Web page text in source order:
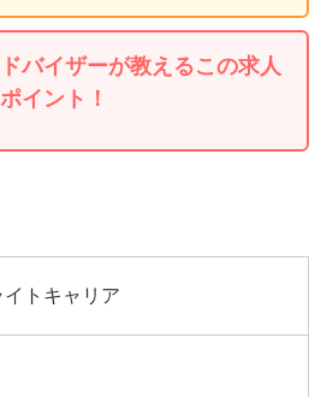
バイザーが教えるこの求人
イント！
トキャリア